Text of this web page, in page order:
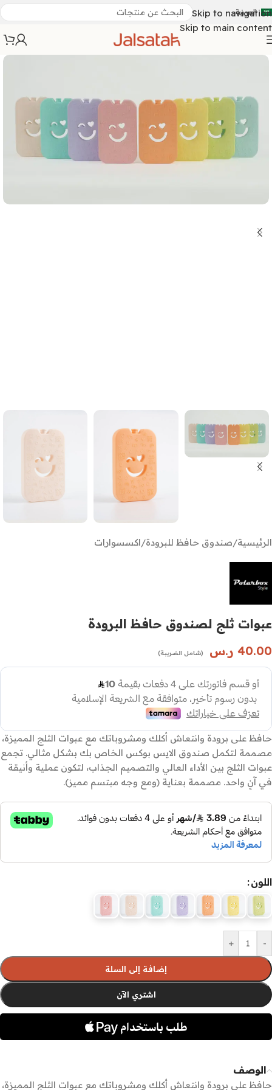
Skip to navigation
Skip to main content
العربية
الرئيسية/صندوق حافظ للبرودة/اكسسوارات
عبوات ثلج لصندوق حافظ البرودة
40.00 ر.س (شامل الضريبة)
حافظ على برودة وانتعاش أكلك ومشروباتك مع عبوات الثلج المميزة،
مصممة لتكمل صندوق الايس بوكس الخاص بك بشكل مثالي. تجمع
عبوات الثلج بين الأداء العالي والتصميم الجذاب، لتكون عملية وأنيقة
في آنٍ واحد. مصممة بعناية (ومع وجه مبتسم مميز).
اللون
-
+
إضافة إلى السلة
اشتري الآن
الوصف
حافظ على برودة وانتعاش أكلك ومشروباتك مع عبوات الثلج المميزة،